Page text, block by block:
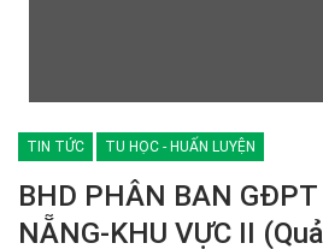
TIN TỨC TU HỌC - HUẤN LUYỆN
BHD PHÂN BAN
NẴNG-KHU VỰC II